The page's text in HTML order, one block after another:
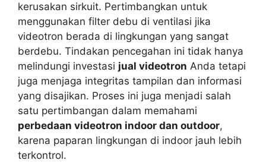
kerusakan sirkuit. Pertimbangkan untuk
menggunakan filter debu di ventilasi jika
videotron berada di lingkungan yang sangat
berdebu. Tindakan pencegahan ini tidak hanya
melindungi investasi jual videotron Anda tetapi
juga menjaga integritas tampilan dan informasi
yang disajikan. Proses ini juga menjadi salah
satu pertimbangan dalam memahami
perbedaan videotron indoor dan outdoor,
karena paparan lingkungan di indoor jauh lebih
terkontrol.